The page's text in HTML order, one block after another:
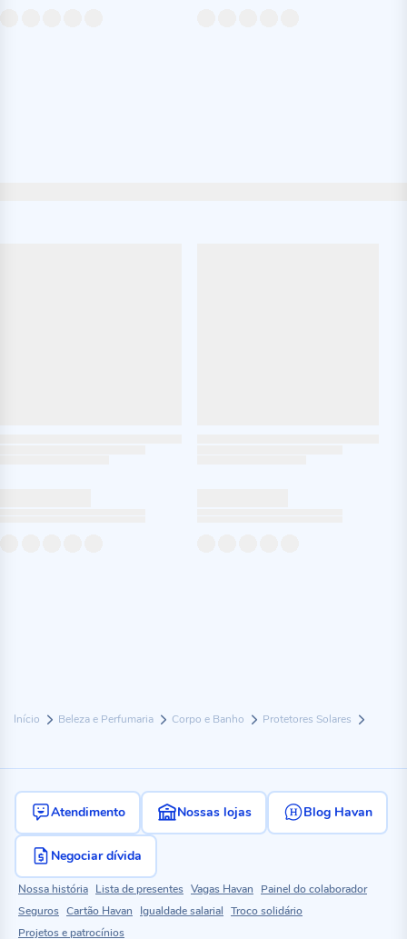
Início Beleza e Perfumaria Corpo e Banho Protetores Solares
Atendimento Nossas lojas Blog Havan
Negociar dívida
Nossa história Lista de presentes Vagas Havan
Painel do colaborador
Seguros Cartão Havan Igualdade salarial Troco solidário
Projetos e patrocínios